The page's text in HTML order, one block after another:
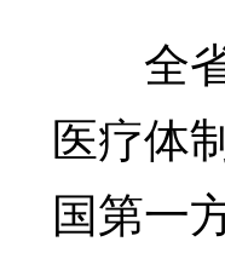
全省
医疗体
国第一